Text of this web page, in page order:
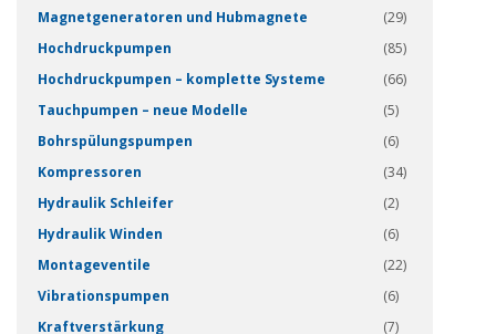
Magnetgeneratoren und Hubmagnete
(29)
Hochdruckpumpen
(85)
Hochdruckpumpen – komplette Systeme
(66)
Tauchpumpen – neue Modelle
(5)
Bohrspülungspumpen
(6)
Kompressoren
(34)
Hydraulik Schleifer
(2)
Hydraulik Winden
(6)
Montageventile
(22)
Vibrationspumpen
(6)
Kraftverstärkung
(7)